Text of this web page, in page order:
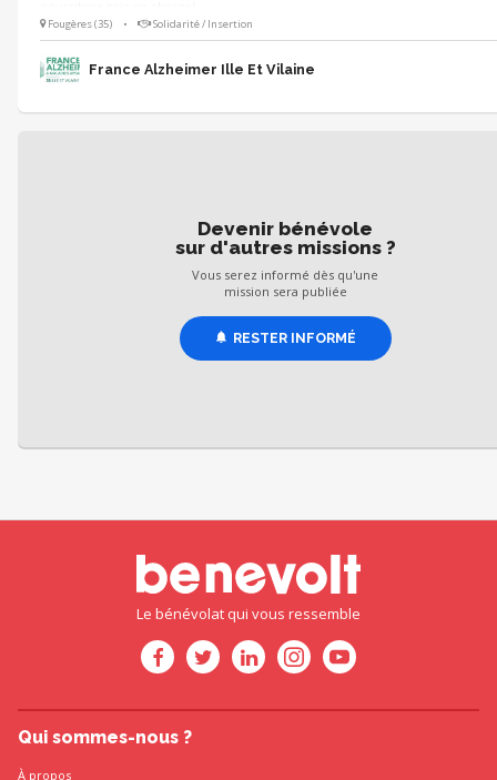
Fougères (35) • Solidarité / Insertion
France Alzheimer Ille Et Vilaine
Devenir bénévole
sur d'autres missions ?
Vous serez informé dès qu'une
mission sera publiée
RESTER INFORMÉ
Le bénévolat qui vous ressemble
Qui sommes-nous ?
À propos